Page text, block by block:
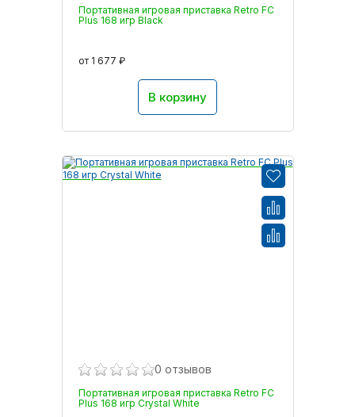
Портативная игровая приставка Retro FC
Plus 168 игр Black
от 1 677 ₽
В корзину
0 отзывов
Портативная игровая приставка Retro FC
Plus 168 игр Crystal White